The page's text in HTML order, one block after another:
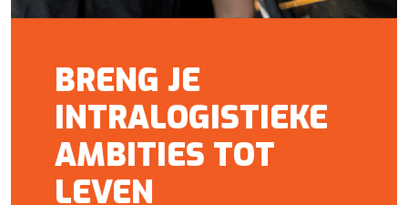
BRENG JE
INTRALOGISTIEKE
AMBITIES TOT
LEVEN